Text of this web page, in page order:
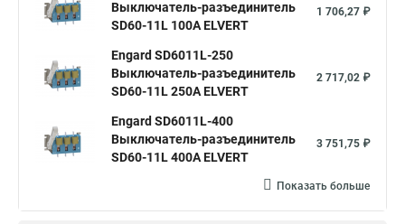
Выключатель-разъединитель
SD60-11L 100А ELVERT
1 706,27 ₽
Engard SD6011L-250
Выключатель-разъединитель
SD60-11L 250А ELVERT
2 717,02 ₽
Engard SD6011L-400
Выключатель-разъединитель
SD60-11L 400А ELVERT
3 751,75 ₽
Показать больше